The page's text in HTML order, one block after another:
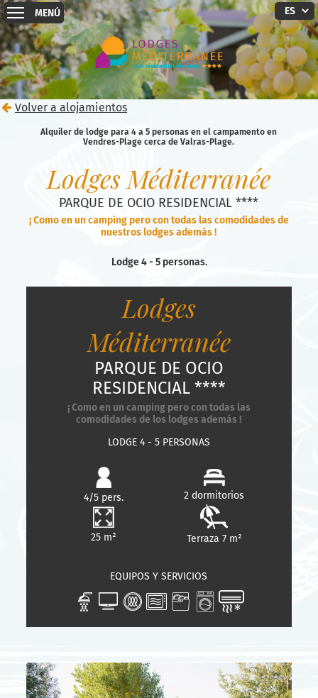
MENÚ
Volver a alojamientos
Alquiler de lodge para 4 a 5 personas en el campamento en
Vendres-Plage cerca de Valras-Plage.
Lodges Méditerranée
PARQUE DE OCIO RESIDENCIAL ****
¡ Como en un camping pero con todas las comodidades de
nuestros lodges además !
Lodge 4 - 5 personas.
Lodges
Méditerranée
PARQUE DE OCIO
RESIDENCIAL ****
¡ Como en un camping pero con todas las
comodidades de los lodges además !
LODGE 4 - 5 PERSONAS
4/5 pers. 2 dormitorios
25 m² Terraza 7 m²
EQUIPOS Y SERVICIOS